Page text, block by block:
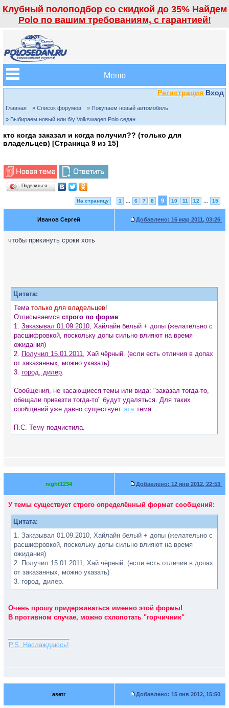
Клубный полоподбор со скидкой до 35% Найдем
Polo по вашим требованиям, с гарантией!
Меню
Регистрация Вход
Главная » Список форумов
» Покупаем новый автомобиль
» Выбираем новый или б/у Volkswagen Polo седан
кто когда заказал и когда получил?? (только для
владельцев) [Страница 9 из 15]
Поделиться…
На страницу 1 6 7 8 9 10 11 12 15
Иванов Сергей Добавлено: 16 мар 2011, 03:26
чтобы прикинуть сроки хоть
Цитата:
Тема только для владельцев!
Отписываемся строго по форме:
1. Заказывал 01.09.2010, Хайлайн белый + допы (желательно с
расшифровкой, поскольку допы сильно влияют на время
ожидания)
2. Получил 15.01.2011, Хай чёрный. (если есть отличия в допах
от заказанных, можно указать)
3. город, дилер.
Сообщения, не касающиеся темы или вида: "заказал тогда-то,
обещали привезти тогда-то" будут удаляться. Для таких
сообщений уже давно существует эта тема.
П.С. Тему подчистила.
night1234
night1234 Добавлено: 12 янв 2012, 22:53
У темы существует строго определённый формат сообщений:
Цитата:
1. Заказывал 01.09.2010, Хайлайн белый + допы (желательно с
расшифровкой, поскольку допы сильно влияют на время
ожидания)
2. Получил 15.01.2011, Хай чёрный. (если есть отличия в допах
от заказанных, можно указать)
3. город, дилер.
Очень прошу придерживаться именно этой формы!
В противном случае, можно схлопотать "горчичник"
P.S. Наслаждаюсь!
asetr Добавлено: 15 янв 2012, 15:50